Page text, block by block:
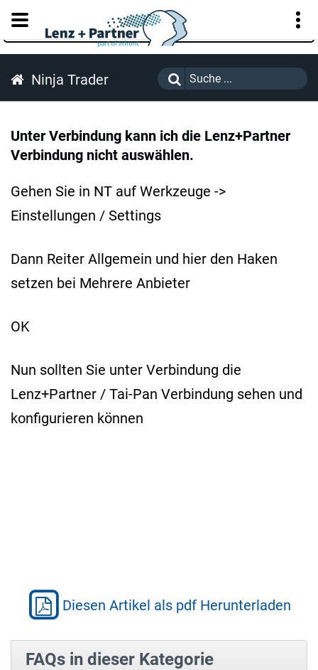
KUNDENPORTAL
Ninja Trader
Unter Verbindung kann ich die Lenz+Partner
Verbindung nicht auswählen.
Gehen Sie in NT auf Werkzeuge ->
Einstellungen / Settings
Dann Reiter Allgemein und hier den Haken
setzen bei Mehrere Anbieter
OK
Nun sollten Sie unter Verbindung die
Lenz+Partner / Tai-Pan Verbindung sehen und
konfigurieren können
Diesen Artikel als pdf Herunterladen
FAQs in dieser Kategorie